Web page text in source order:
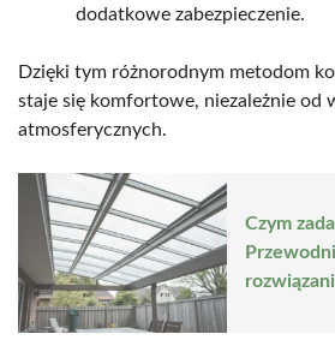
dodatkowe zabezpieczenie.
Dzięki tym różnorodnym metodom
staje się komfortowe, niezależnie od
atmosferycznych.
Czym